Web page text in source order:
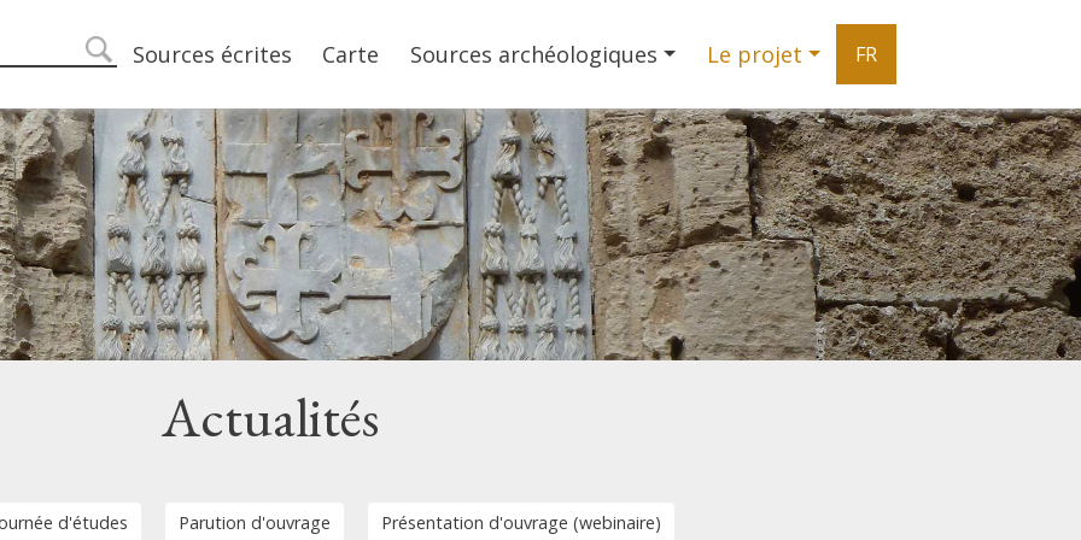
search
Main navigation
Sources écrites Carte Sources archéologiques Le projet FR
Actualités
d'études Parution d'ouvrage Présentation d'ouvrage (webinaire)